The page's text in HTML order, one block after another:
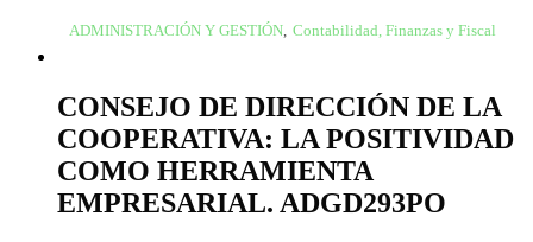
ADMINISTRACIÓN Y GESTIÓN, Contabilidad, Finanzas y Fiscal
CONSEJO DE DIRECCIÓN DE LA
COOPERATIVA: LA POSITIVIDAD
COMO HERRAMIENTA
EMPRESARIAL. ADGD293PO